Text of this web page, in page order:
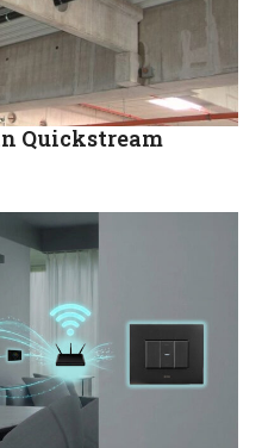
Quickstream